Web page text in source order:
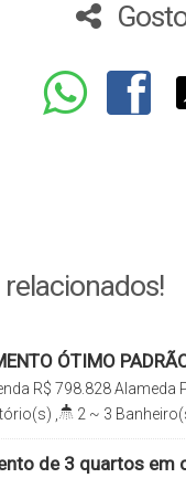
ÓTIMO
R$ 798.828 Alameda
Governador Celso
2 ~ 3
Mar
, Útil: .60
de 3 quartos em